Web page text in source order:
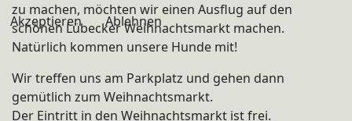
zu machen, möchten wir einen Ausflug auf den
schönen Lübecker Weihnachtsmarkt machen.
Natürlich kommen unsere Hunde mit!
Wir treffen uns am Parkplatz und gehen dann
gemütlich zum Weihnachtsmarkt.
Der Eintritt in den Weihnachtsmarkt ist frei.
Akzeptieren Ablehnen